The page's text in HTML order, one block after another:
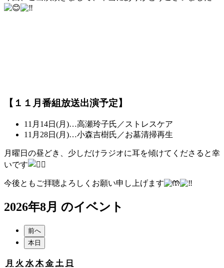
【１１月番組放送出演予定】
11月14日(月)…高瀬玲子氏／ストレスケア
11月28日(月)…小森吉樹氏／お墓清掃再生
月曜日の昼どき、少しだけラジオに耳を傾けてくださると幸
いです
今後ともご拝聴よろしくお願い申し上げます
2026年8月 のイベント
前へ
本日
月 月
火 火
水 水
木木
金金
土 土
日